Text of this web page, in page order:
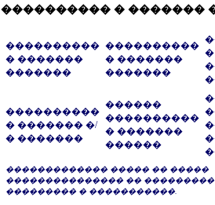
���������� � �������
����������
� �������
�������
����������
� �������
�������
����������
� ������� �/
� �������
������
����������
� �������
������
������������� ����� �� �����
��������������� ��
��������� � �����������.